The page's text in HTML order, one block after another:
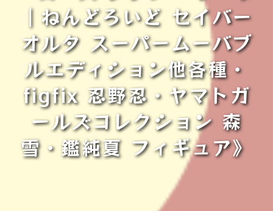
｜ねんどろいど セイバー
オルタ スーパームーバブ
ルエディション他各種・
figfix 忍野忍・ヤマトガ
ールズコレクション 森
雪・鑑純夏 フィギュア》